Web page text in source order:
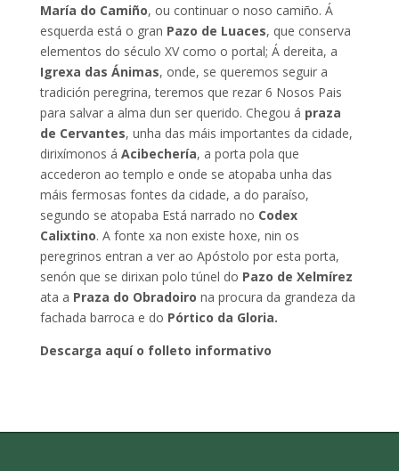
María do Camiño, ou continuar o noso camiño. Á
esquerda está o gran Pazo de Luaces, que conserva
elementos do século XV como o portal; Á dereita, a
Igrexa das Ánimas, onde, se queremos seguir a
tradición peregrina, teremos que rezar 6 Nosos Pais
para salvar a alma dun ser querido. Chegou á praza
de Cervantes, unha das máis importantes da cidade,
dirixímonos á Acibechería, a porta pola que
accederon ao templo e onde se atopaba unha das
máis fermosas fontes da cidade, a do paraíso,
segundo se atopaba Está narrado no Codex
Calixtino. A fonte xa non existe hoxe, nin os
peregrinos entran a ver ao Apóstolo por esta porta,
senón que se dirixan polo túnel do Pazo de Xelmírez
ata a Praza do Obradoiro na procura da grandeza da
fachada barroca e do Pórtico da Gloria.
Descarga aquí o folleto informativo